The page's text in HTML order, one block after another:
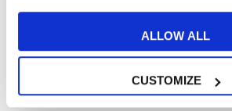
ALLOW ALL
CUSTOMIZE
AGO